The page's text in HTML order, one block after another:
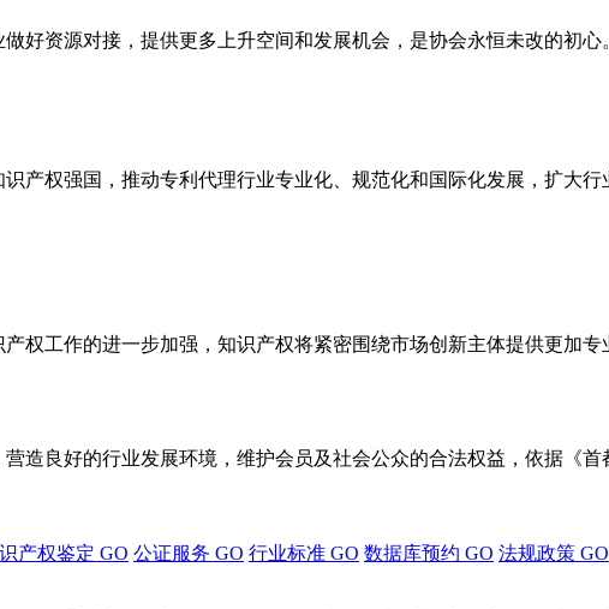
好资源对接，提供更多上升空间和发展机会，是协会永恒未改的初心
产权强国，推动专利代理行业专业化、规范化和国际化发展，扩大
权工作的进一步加强，知识产权将紧密围绕市场创新主体提供更加
造良好的行业发展环境，维护会员及社会公众的合法权益，依据《
产权鉴定 GO 公证服务 GO 行业标准 GO 数据库预约 GO 法规政策 GO